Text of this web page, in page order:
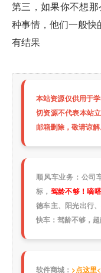
第三，如果你不想
种事情，他们一般快
有结果
本站资源仅供用于
切资源不代表本站
邮箱删除，敬请谅解
顺风车业务：公司
标， 驾龄不够！嘀
德车主、阳光出行
快车：驾龄不够，
软件商城： >点这里<